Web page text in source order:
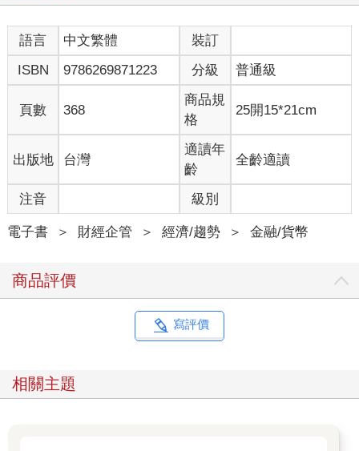
語言 中文繁體
裝訂
ISBN
9786269871223 分級 普通級
頁數 368
商品規
格
25開15*21cm
出版地 台灣
適讀年
齡
全齡適讀
注音 級別
電子書 ＞ 財經企管 ＞ 經濟/趨勢 ＞ 金融/貨幣
商品評價
寫評價
相關主題